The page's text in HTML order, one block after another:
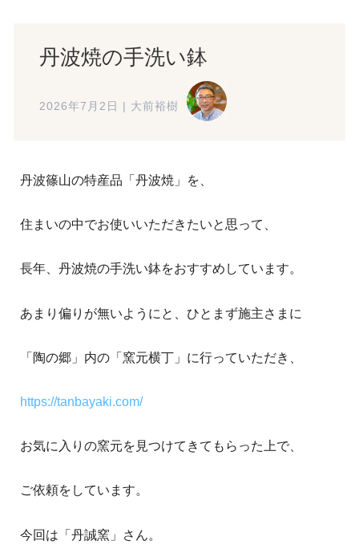
丹波焼の手洗い鉢
2026年7月2日 大前裕樹
丹波篠山の特産品「丹波焼」を、
住まいの中でお使いいただきたいと思って、
長年、丹波焼の手洗い鉢をおすすめしています。
あまり偏りが無いようにと、ひとまず施主さまに
「陶の郷」内の「窯元横丁」に行っていただき、
https://tanbayaki.com/
お気に入りの窯元を見つけてきてもらった上で、
ご依頼をしています。
今回は「丹誠窯」さん。